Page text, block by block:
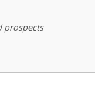
prospects